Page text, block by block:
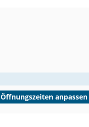
Öffnungszeiten anpassen